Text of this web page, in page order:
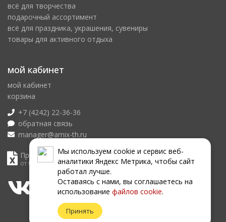
Мы используем сookie и сервис веб-
аналитики Яндекс Метрика, чтобы сайт
работал лучше.
Оставаясь с нами, вы соглашаетесь на
использование файлов сookie.
Принять
всё для творчества
подарочный ассортимент
всё для праздника, украшения, сувениры
товары для активного отдыха
мой кабинет
мой кабинет
корзина
+7 (4242) 22-36-36
обратная связь
manager@amix-th.ru
Прайс лист
от 08.08.2026